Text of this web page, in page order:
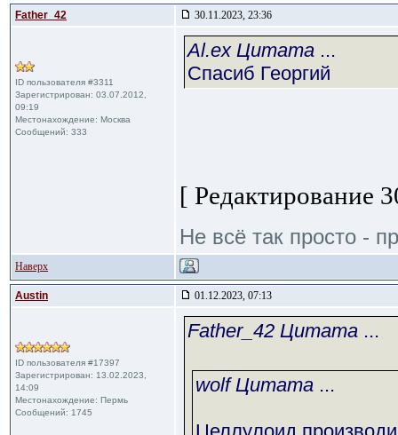
Father_42 30.11.2023, 23:36
ID пользователя #3311
Зарегистрирован: 03.07.2012,
09:19
Местонахождение: Москва
Сообщений: 333
Al.ex Цитата ...
Спасиб Георгий
[ Редактирование
Не всё так просто -
Наверх
Austin 01.12.2023, 07:13
ID пользователя #17397
Зарегистрирован: 13.02.2023,
14:09
Местонахождение: Пермь
Сообщений: 1745
Father_42 Цитата ...
wolf Цитата ...